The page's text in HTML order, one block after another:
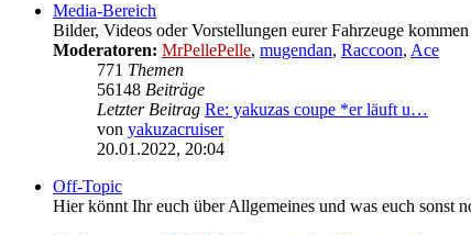
Media-Bereich
Bilder, Videos oder Vorstellungen eurer Fahrzeuge
Moderatoren: MrPellePelle, mugendan, Raccoon, Ace
771 Themen
56148 Beiträge
Letzter Beitrag Re: yakuzas coupe *er läuft u…
von yakuzacruiser
20.01.2022, 20:04
Off-Topic
Hier könnt Ihr euch über Allgemeines und was euch sonst